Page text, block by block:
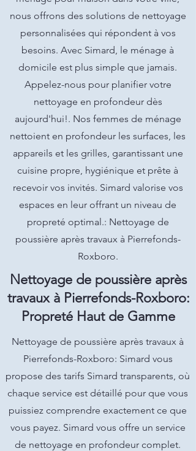
nous offrons des solutions de nettoyage
personnalisées qui répondent à vos
besoins. Avec Simard, le ménage à
domicile est plus simple que jamais.
Appelez-nous pour planifier votre
nettoyage en profondeur dès
aujourd'hui!. Nos femmes de ménage
nettoient en profondeur les surfaces, les
appareils et les grilles, garantissant une
cuisine propre, hygiénique et prête à
recevoir vos invités. Simard valorise vos
espaces en leur offrant un niveau de
propreté optimal.: Nettoyage de
poussière après travaux à Pierrefonds-
Roxboro.
Nettoyage de poussière après
travaux à Pierrefonds-Roxboro:
Propreté Haut de Gamme
Nettoyage de poussière après travaux à
Pierrefonds-Roxboro: Simard vous
propose des tarifs Simard transparents, où
chaque service est détaillé pour que vous
puissiez comprendre exactement ce que
vous payez. Simard vous offre un service
de nettoyage en profondeur complet.